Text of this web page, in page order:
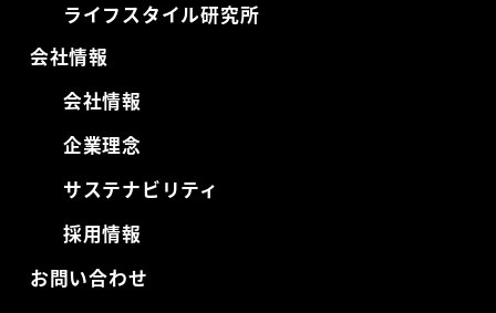
ライフスタイル研究所
会社情報
会社情報
企業理念
サステナビリティ
採用情報
お問い合わせ